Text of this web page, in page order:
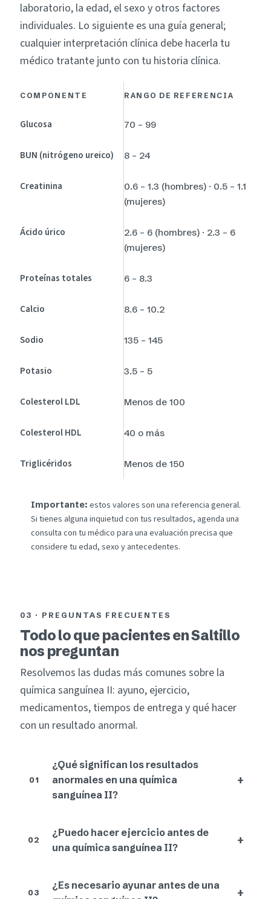
laboratorio, la edad, el sexo y otros factores
individuales. Lo siguiente es una guía general;
cualquier interpretación clínica debe hacerla tu
médico tratante junto con tu historia clínica.
COMPONENTE RANGO DE REFERENCIA
Glucosa 70 – 99
BUN (nitrógeno ureico) 8 – 24
Creatinina
0.6 – 1.3 (hombres) · 0.5 – 1.1
(mujeres)
Ácido úrico
2.6 – 6 (hombres) · 2.3 – 6
(mujeres)
Proteínas totales 6 – 8.3
Calcio 8.6 – 10.2
Sodio 135 – 145
Potasio 3.5 – 5
Colesterol LDL Menos de 100
Colesterol HDL 40 o más
Triglicéridos Menos de 150
Importante: estos valores son una referencia general.
Si tienes alguna inquietud con tus resultados, agenda una
consulta con tu médico para una evaluación precisa que
considere tu edad, sexo y antecedentes.
03 · PREGUNTAS FRECUENTES
Todo lo que pacientes en Saltillo
nos preguntan
Resolvemos las dudas más comunes sobre la
química sanguínea II: ayuno, ejercicio,
medicamentos, tiempos de entrega y qué hacer
con un resultado anormal.
01
¿Qué significan los resultados
anormales en una química
sanguínea II?
+
02
¿Puedo hacer ejercicio antes de
una química sanguínea II?
+
03
¿Es necesario ayunar antes de una
+